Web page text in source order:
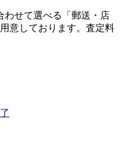
わせて選べる「郵送・店
意しております。査定料